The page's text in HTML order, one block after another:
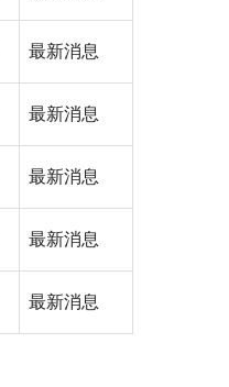
最新消息
最新消息
最新消息
最新消息
最新消息